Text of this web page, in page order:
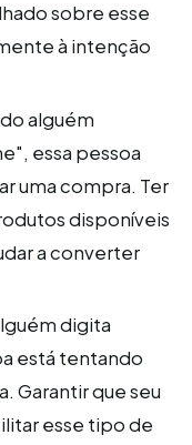
sobre esse
à intenção
alguém
essa pessoa
uma compra. Ter
disponíveis
a converter
digita
está tentando
Garantir que seu
esse tipo de